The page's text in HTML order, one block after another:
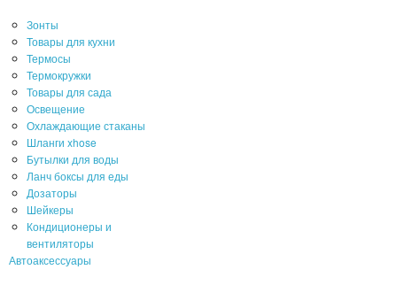
Зонты
Товары для кухни
Термосы
Термокружки
Товары для сада
Освещение
Охлаждающие стаканы
Шланги xhose
Бутылки для воды
Ланч боксы для еды
Дозаторы
Шейкеры
Кондиционеры и
вентиляторы
Автоаксессуары